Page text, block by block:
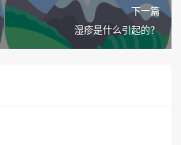
下一篇
湿疹是什么引起的？